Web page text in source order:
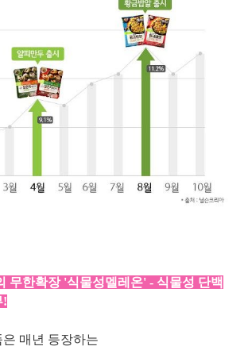
무한확장 '식물성멜레온' - 식물성 단백
!
매년 등장하는